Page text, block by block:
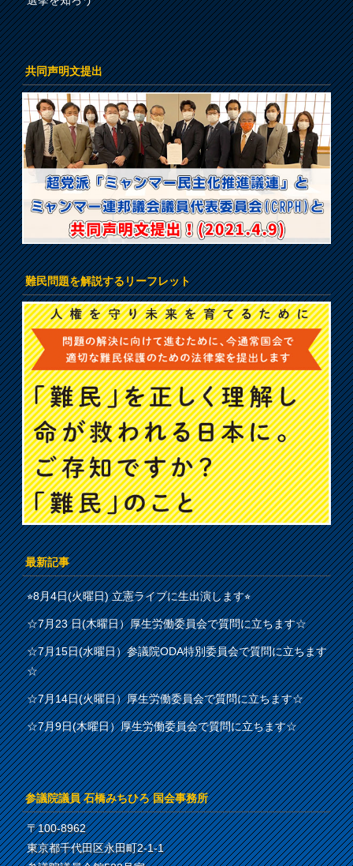
共同声明文提出
難民問題を解説するリーフレット
最新記事
⭐︎8月4日(火曜日) 立憲ライブに生出演します⭐︎
☆7月23 日(木曜日）厚生労働委員会で質問に立ちます☆
☆7月15日(水曜日）参議院ODA特別委員会で質問に立ちます
☆
☆7月14日(火曜日）厚生労働委員会で質問に立ちます☆
☆7月9日(木曜日）厚生労働委員会で質問に立ちます☆
参議院議員 石橋みちひろ 国会事務所
〒100-8962
東京都千代田区永田町2-1-1